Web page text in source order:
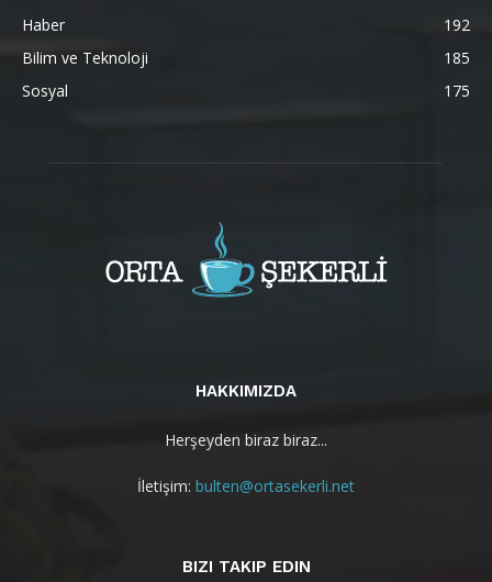
Haber
192
Bilim ve Teknoloji
185
Sosyal
175
HAKKIMIZDA
Herşeyden biraz biraz...
İletişim: bulten@ortasekerli.net
BIZI TAKIP EDIN